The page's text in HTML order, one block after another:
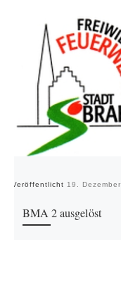
Veröffentlicht 19.
BMA 2 ausgelöst